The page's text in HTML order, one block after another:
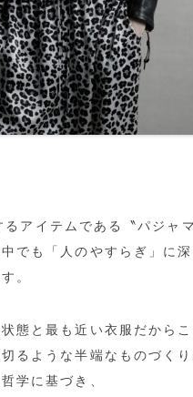
アイテムである〝パジャ
でも「人のやすらぎ」に
。
態と最も近い衣服だからこ
切るような半端なものづく
学に基づき、